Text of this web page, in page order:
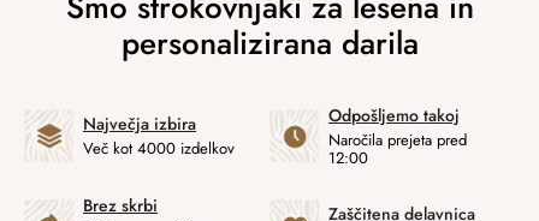
Največja izbira
Več kot 4000 izdelkov
Odpošljemo takoj
Naročila prejeta pred
12:00
Brez skrbi Zaščitena delavnica